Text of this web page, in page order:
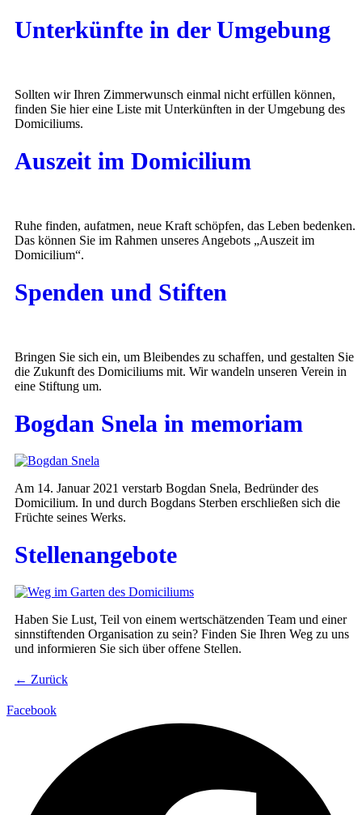
Unterkünfte in der Umgebung
Sollten wir Ihren Zimmerwunsch einmal nicht erfüllen können,
finden Sie hier eine Liste mit Unterkünften in der Umgebung des
Domiciliums.
Auszeit im Domicilium
Ruhe finden, aufatmen, neue Kraft schöpfen, das Leben bedenken.
Das können Sie im Rahmen unseres Angebots „Auszeit im
Domicilium“.
Spenden und Stiften
Bringen Sie sich ein, um Bleibendes zu schaffen, und gestalten Sie
die Zukunft des Domiciliums mit. Wir wandeln unseren Verein in
eine Stiftung um.
Bogdan Snela in memoriam
Am 14. Januar 2021 verstarb Bogdan Snela, Bedründer des
Domicilium. In und durch Bogdans Sterben erschließen sich die
Früchte seines Werks.
Stellenangebote
Haben Sie Lust, Teil von einem wertschätzenden Team und einer
sinnstiftenden Organisation zu sein? Finden Sie Ihren Weg zu uns
und informieren Sie sich über offene Stellen.
← Zurück
Facebook